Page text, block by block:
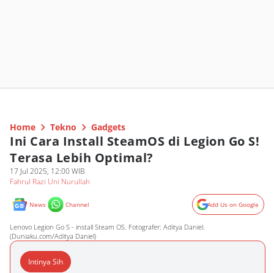
Home Tekno Gadgets
Ini Cara Install SteamOS di Legion Go S!
Terasa Lebih Optimal?
17 Jul 2025, 12:00 WIB
Fahrul Razi Uni Nurullah
News Channel Add Us on Google
Lenovo Legion Go S - install Steam OS. Fotografer: Aditya Daniel.
(Duniaku.com/Aditya Daniel)
Intinya Sih